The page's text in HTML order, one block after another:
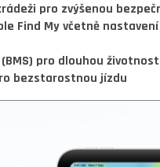
pro zvýšenou
Find My včetně nastavení
pro dlouhou
bezstarostnou jízdu